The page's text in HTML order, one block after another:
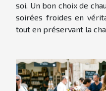
soi. Un bon choix de
soirées froides en
tout en préservant la